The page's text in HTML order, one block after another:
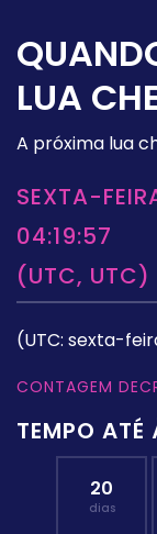
LUA
A próxima lua
SEXTA-
04:19:57
(UTC, UTC)
(UTC: sexta-
CONTAGEM
TEMPO ATÉ
20
dias